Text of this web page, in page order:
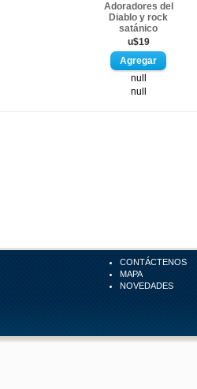
Adoradores del
Diablo y rock
satánico
u$19
null
null
CONTÁCTENOS
MAPA
NOVEDADES